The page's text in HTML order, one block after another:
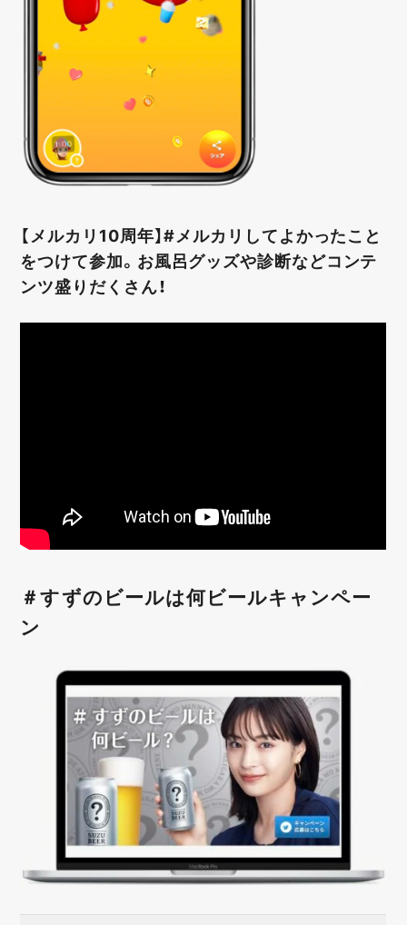
【メルカリ10周年】#メルカリしてよかったこと
をつけて参加。お風呂グッズや診断などコンテ
ンツ盛りだくさん！
＃すずのビールは何ビールキャンペー
ン